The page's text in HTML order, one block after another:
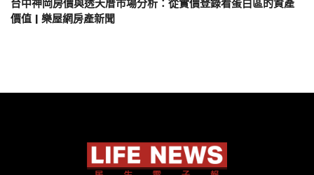
台中神岡房價與透天厝市場分析：從實價登錄看蛋白區的資產
價值 | 樂屋網房產新聞